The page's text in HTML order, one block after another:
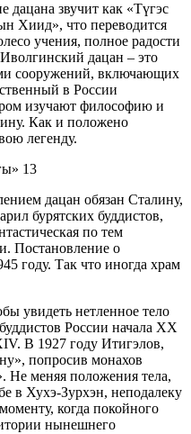
дацана звучит как «Түгэс
Хиид», что переводится
учения, полное радости
дацан – это
сооружений, включающих
в России
изучают философию и
Как и положено
легенду.
дацан обязан Сталину,
бурятских буддистов,
по тем
Постановление о
году. Так что иногда храм
увидеть нетленное тело
России начала XX
В 1927 году Итигэлов,
попросив монахов
Не меняя положения тела,
в Хухэ-Зурхэн, неподалеку
когда покойного
нынешнего